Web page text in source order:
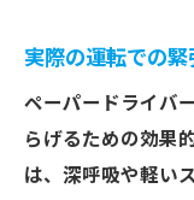
の秘訣
埼玉県で
埼玉県でペ
転仲間の見つ
実際の運転での
ペーパードライバ
らげるための効果
は、深呼吸や軽い